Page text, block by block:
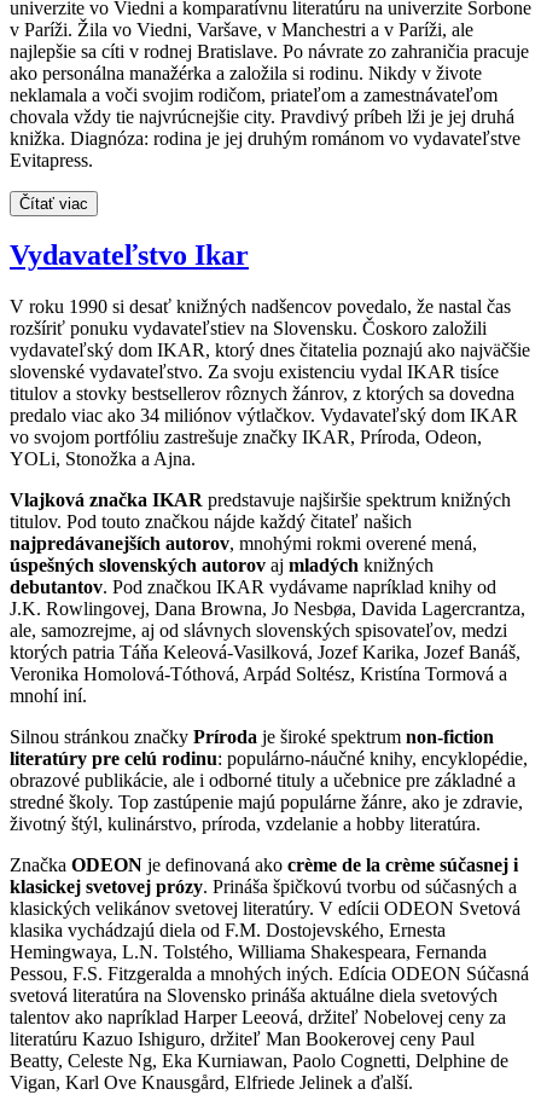
univerzite vo Viedni a komparatívnu literatúru na univerzite Sorbone
v Paríži. Žila vo Viedni, Varšave, v Manchestri a v Paríži, ale
najlepšie sa cíti v rodnej Bratislave. Po návrate zo zahraničia pracuje
ako personálna manažérka a založila si rodinu. Nikdy v živote
neklamala a voči svojim rodičom, priateľom a zamestnávateľom
chovala vždy tie najvrúcnejšie city. Pravdivý príbeh lži je jej druhá
knižka. Diagnóza: rodina je jej druhým románom vo vydavateľstve
Evitapress.
Čítať viac
Vydavateľstvo Ikar
V roku 1990 si desať knižných nadšencov povedalo, že nastal čas
rozšíriť ponuku vydavateľstiev na Slovensku. Čoskoro založili
vydavateľský dom IKAR, ktorý dnes čitatelia poznajú ako najväčšie
slovenské vydavateľstvo. Za svoju existenciu vydal IKAR tisíce
titulov a stovky bestsellerov rôznych žánrov, z ktorých sa dovedna
predalo viac ako 34 miliónov výtlačkov. Vydavateľský dom IKAR
vo svojom portfóliu zastrešuje značky IKAR, Príroda, Odeon,
YOLi, Stonožka a Ajna.
Vlajková značka IKAR predstavuje najširšie spektrum knižných
titulov. Pod touto značkou nájde každý čitateľ našich
najpredávanejších autorov, mnohými rokmi overené mená,
úspešných slovenských autorov aj mladých knižných
debutantov. Pod značkou IKAR vydávame napríklad knihy od
J.K. Rowlingovej, Dana Browna, Jo Nesbøa, Davida Lagercrantza,
ale, samozrejme, aj od slávnych slovenských spisovateľov, medzi
ktorých patria Táňa Keleová-Vasilková, Jozef Karika, Jozef Banáš,
Veronika Homolová-Tóthová, Arpád Soltész, Kristína Tormová a
mnohí iní.
Silnou stránkou značky Príroda je široké spektrum non-fiction
literatúry pre celú rodinu: populárno-náučné knihy, encyklopédie,
obrazové publikácie, ale i odborné tituly a učebnice pre základné a
stredné školy. Top zastúpenie majú populárne žánre, ako je zdravie,
životný štýl, kulinárstvo, príroda, vzdelanie a hobby literatúra.
Značka ODEON je definovaná ako crème de la crème súčasnej i
klasickej svetovej prózy. Prináša špičkovú tvorbu od súčasných a
klasických velikánov svetovej literatúry. V edícii ODEON Svetová
klasika vychádzajú diela od F.M. Dostojevského, Ernesta
Hemingwaya, L.N. Tolstého, Williama Shakespeara, Fernanda
Pessou, F.S. Fitzgeralda a mnohých iných. Edícia ODEON Súčasná
svetová literatúra na Slovensko prináša aktuálne diela svetových
talentov ako napríklad Harper Leeová, držiteľ Nobelovej ceny za
literatúru Kazuo Ishiguro, držiteľ Man Bookerovej ceny Paul
Beatty, Celeste Ng, Eka Kurniawan, Paolo Cognetti, Delphine de
Vigan, Karl Ove Knausgård, Elfriede Jelinek a ďalší.